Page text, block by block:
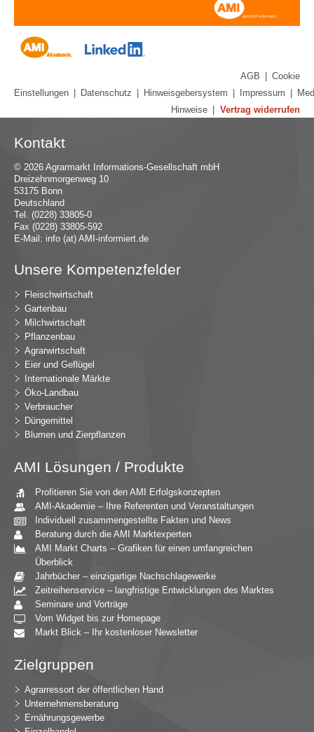
AGB
Cookie
Einstellungen
Datenschutz Hinweisgebersystem Impressum
Hinweise
Vertrag widerrufen
Kontakt
© 2026 Agrarmarkt Informations-Gesellschaft mbH
Dreizehnmorgenweg 10
53175 Bonn
Deutschland
Tel. (0228) 33805-0
Fax (0228) 33805-592
E-Mail: info (at) AMI-informiert.de
Unsere Kompetenzfelder
Fleischwirtschaft
Gartenbau
Milchwirtschaft
Pflanzenbau
Agrarwirtschaft
Eier und Geflügel
Internationale Märkte
Öko-Landbau
Verbraucher
Düngemittel
Blumen und Zierpflanzen
AMI Lösungen / Produkte
Profitieren Sie von den AMI Erfolgskonzepten
AMI-Akademie – Ihre Referenten und Veranstaltungen
Individuell zusammengestellte Fakten und News
Beratung durch die AMI Marktexperten
AMI Markt Charts – Grafiken für einen umfangreichen
Überblick
Jahrbücher – einzigartige Nachschlagewerke
Zeitreihenservice – langfristige Entwicklungen des Marktes
Seminare und Vorträge
Vom Widget bis zur Homepage
Markt Blick – Ihr kostenloser Newsletter
Zielgruppen
Agrarressort der öffentlichen Hand
Unternehmensberatung
Ernährungsgewerbe